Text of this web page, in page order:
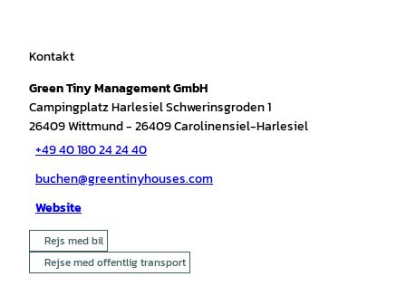
Kontakt
Green Tiny Management GmbH
Campingplatz Harlesiel Schwerinsgroden 1
26409Wittmund- 26409 Carolinensiel-Harlesiel
+49 40 180 24 24 40
buchen@greentinyhouses.com
Website
Rejs med bil
Rejse med offentlig transport